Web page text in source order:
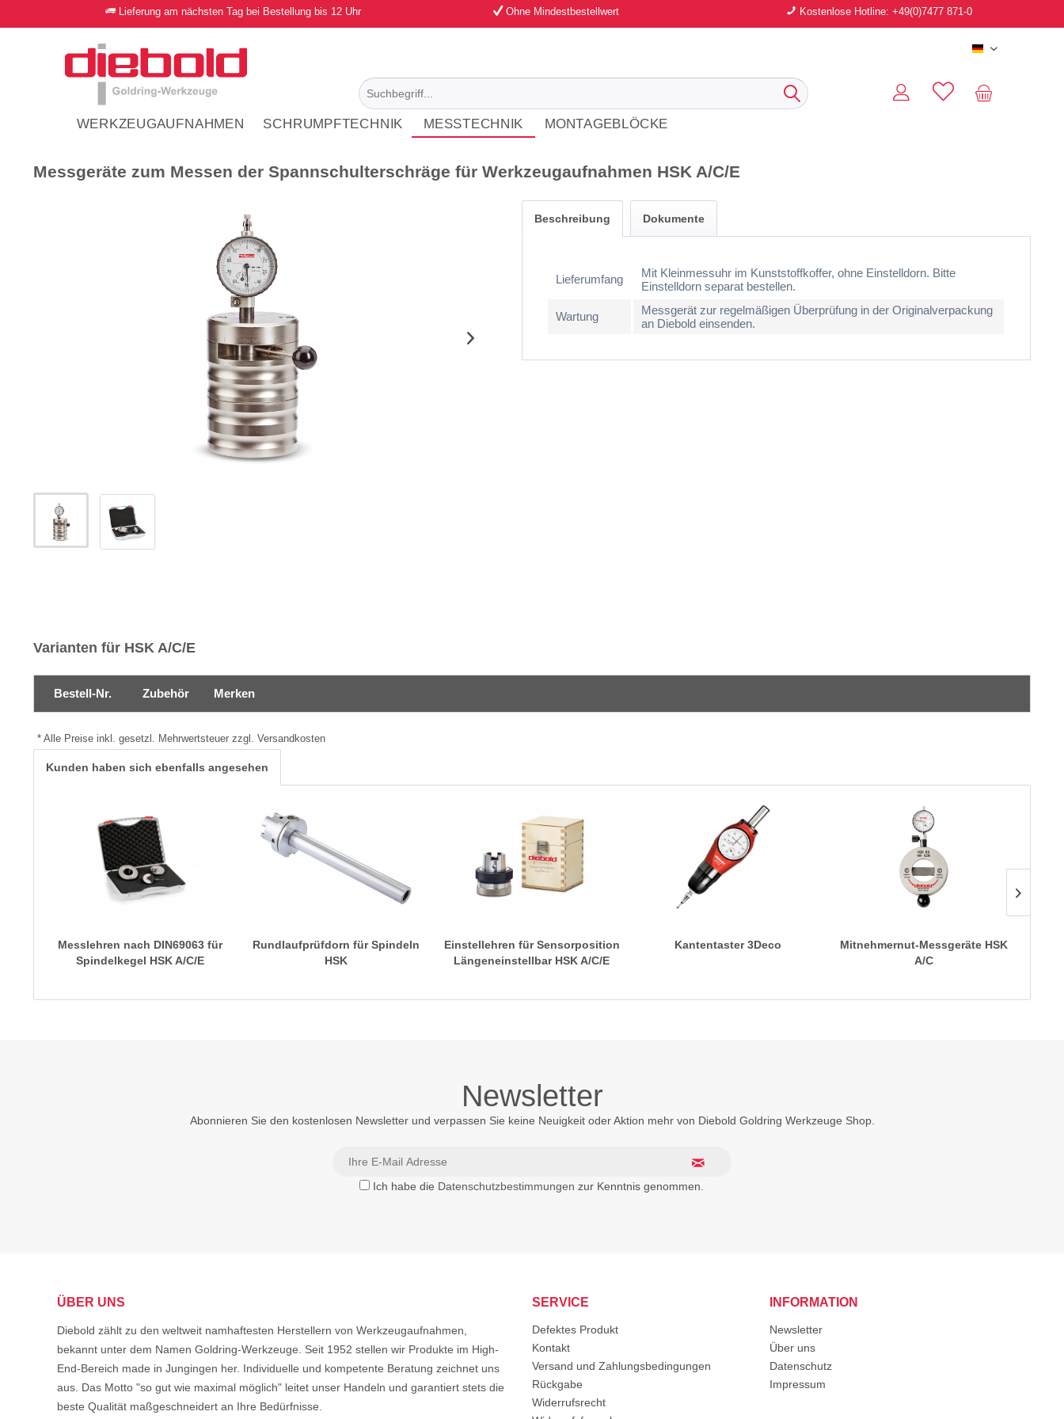
Lieferung am nächsten Tag bei Bestellung bis 12 Uhr Ohne Mindestbestellwert Kostenlose Hotline: +49(0)7477 871-0
Deutsch
WERKZEUGAUFNAHMEN SCHRUMPFTECHNIK MESSTECHNIK MONTAGEBLÖCKE
Messgeräte zum Messen der Spannschulterschräge für Werkzeugaufnahmen HSK A/C/E
Beschreibung Dokumente
Lieferumfang
Mit Kleinmessuhr im Kunststoffkoffer, ohne Einstelldorn. Bitte
Einstelldorn separat bestellen.
Wartung
Messgerät zur regelmäßigen Überprüfung in der Originalverpackung
an Diebold einsenden.
Varianten für HSK A/C/E
Bestell-Nr. Zubehör Merken
* Alle Preise inkl. gesetzl. Mehrwertsteuer zzgl. Versandkosten
Kunden haben sich ebenfalls angesehen
Messlehren nach DIN69063 für
Spindelkegel HSK A/C/E
Rundlaufprüfdorn für Spindeln
HSK
Einstellehren für Sensorposition
Längeneinstellbar HSK A/C/E
Kantentaster 3Deco
Mitnehmernut-Messgeräte HSK
A/C
Newsletter
Abonnieren Sie den kostenlosen Newsletter und verpassen Sie keine Neuigkeit oder Aktion mehr von Diebold Goldring Werkzeuge Shop.
Ich habe die Datenschutzbestimmungen zur Kenntnis genommen.
ÜBER UNS
Diebold zählt zu den weltweit namhaftesten Herstellern von Werkzeugaufnahmen,
bekannt unter dem Namen Goldring-Werkzeuge. Seit 1952 stellen wir Produkte im High-
End-Bereich made in Jungingen her. Individuelle und kompetente Beratung zeichnet uns
aus. Das Motto "so gut wie maximal möglich" leitet unser Handeln und garantiert stets die
beste Qualität maßgeschneidert an Ihre Bedürfnisse.
SERVICE
Defektes Produkt
Kontakt
Versand und Zahlungsbedingungen
Rückgabe
Widerrufsrecht
INFORMATION
Newsletter
Über uns
Datenschutz
Impressum